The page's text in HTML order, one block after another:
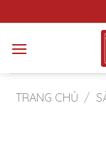
to
content
TRANG CHỦ /